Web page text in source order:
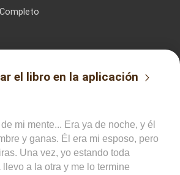
Completo
el libro en la aplicación
mi mente... Era ya de noche, y él
y ganas. Él era mi esposo, pero
Una vez, yo estando toda
a la otra y me lo termine